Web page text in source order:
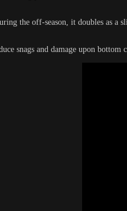
the off-season, it doubles as
snags and damage upon